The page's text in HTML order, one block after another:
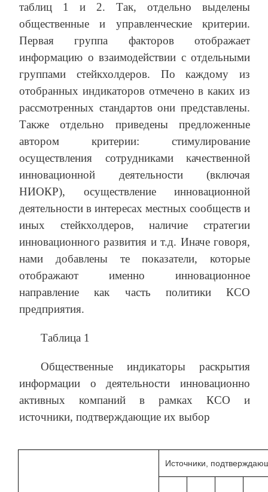
таблиц 1 и 2. Так, отдельно выделены
общественные и управленческие критерии.
Первая группа факторов отображает
информацию о взаимодействии с отдельными
группами стейкхолдеров. По каждому из
отобранных индикаторов отмечено в каких из
рассмотренных стандартов они представлены.
Также отдельно приведены предложенные
автором критерии: стимулирование
осуществления сотрудниками качественной
инновационной деятельности (включая
НИОКР), осуществление инновационной
деятельности в интересах местных сообществ и
иных стейкхолдеров, наличие стратегии
инновационного развития и т.д. Иначе говоря,
нами добавлены те показатели, которые
отображают именно инновационное
направление как часть политики КСО
предприятия.
Таблица 1
Общественные индикаторы раскрытия
информации о деятельности инновационно
активных компаний в рамках КСО и
источники, подтверждающие их выбор
Источники,